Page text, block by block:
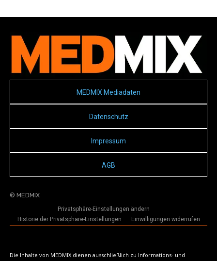
MEDMIX Mediadaten
Datenschutz
Impressum
AGB
© MEDMIX
Privatsphäre-Einstellungen ändern
Historie der Privatsphäre-Einstellungen
Einwilligungen widerrufen
Die Inhalte von MEDMIX dienen ausschließlich zu Informations- und